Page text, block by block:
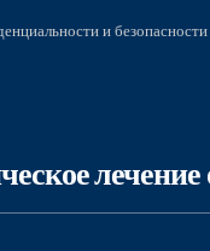
и безопасности